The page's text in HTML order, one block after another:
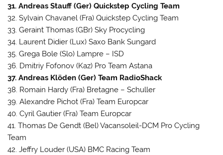
31. Andreas Stauff (Ger) Quickstep Cycling Team
32. Sylvain Chavanel (Fra) Quickstep Cycling Team
33. Geraint Thomas (GBr) Sky Procycling
34. Laurent Didier (Lux) Saxo Bank Sungard
35. Grega Bole (Slo) Lampre – ISD
36. Dmitriy Fofonov (Kaz) Pro Team Astana
37. Andreas Klöden (Ger) Team RadioShack
38. Romain Hardy (Fra) Bretagne – Schuller
39. Alexandre Pichot (Fra) Team Europcar
40. Cyril Gautier (Fra) Team Europcar
41. Thomas De Gendt (Bel) Vacansoleil-DCM Pro Cycling
Team
42. Jeffry Louder (USA) BMC Racing Team